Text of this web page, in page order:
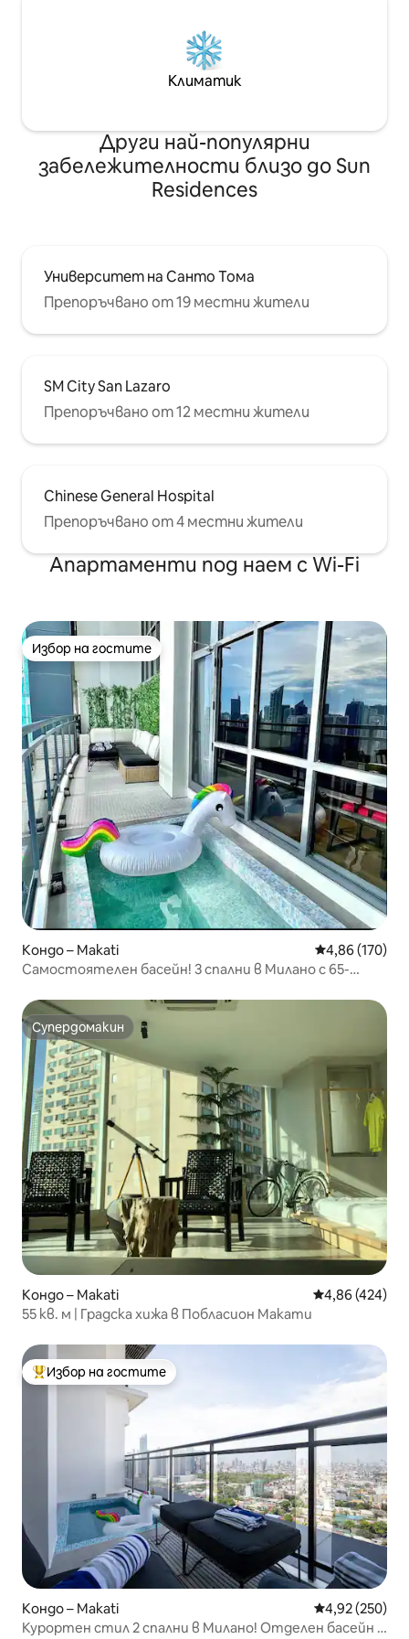
Климатик
Други най-популярни
забележителности близо до Sun
Residences
Университет на Санто Тома
Препоръчвано от 19 местни жители
SM City San Lazaro
Препоръчвано от 12 местни жители
Chinese General Hospital
Препоръчвано от 4 местни жители
Апартаменти под наем с Wi-Fi
Избор на гостите
Избор на гостите
Кондо – Makati Средна
4,86 (170)
Самостоятелен басейн! 3 спални в Милано с 65-
Супердомакин
Супердомакин
Кондо – Makati Средна
4,86 (424)
55 кв. м | Градска хижа в Побласион Макати
Най-популярен избор на гостите
Избор на гостите
Кондо – Makati Средна
4,92 (250)
Курортен стил 2 спални в Милано! Отделен басейн и